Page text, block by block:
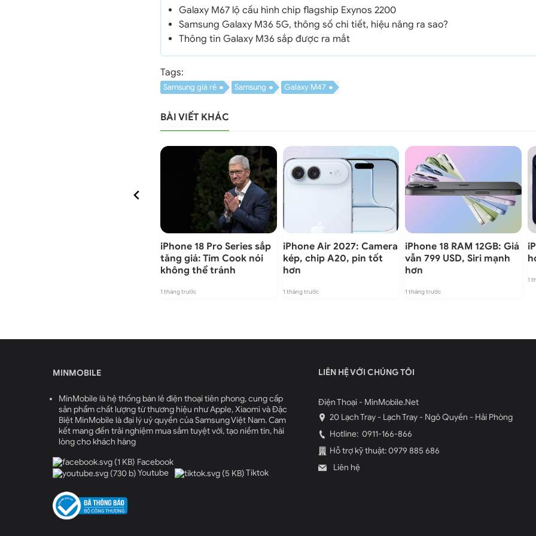
Galaxy M67 lộ cấu hình chip flagship Exynos 2200
Samsung Galaxy M36 5G, thông số chi tiết, hiệu năng ra sao?
Thông tin Galaxy M36 sắp được ra mắt
Tags:
Samsung giá rẻ Samsung Galaxy M47
BÀI VIẾT KHÁC
iPhone 18 Pro Series sắp
tăng giá: Tim Cook nói
không thể tránh
1 tháng trước
iPhone Air 2027: Camera
kép, chip A20, pin tốt
hơn
1 tháng trước
iPhone 18 RAM 12GB: Giá
vẫn 799 USD, Siri mạnh
hơn
1 tháng trước
1
MINMOBILE
MinMobile là hệ thống bán lẻ điện thoại tiên phong, cung cấp
sản phẩm chất lượng từ thương hiệu như Apple, Xiaomi và Đặc
Biệt MinMobile là đại lý uỷ quyền của Samsung Việt Nam. Cam
kết mang đến trải nghiệm mua sắm tuyệt vời, tạo niềm tin, hài
lòng cho khách hàng
Facebook
Youtube
Tiktok
LIÊN HỆ VỚI CHÚNG TÔI
Điện Thoại - MinMobile.Net
20 Lạch Tray - Lạch Tray - Ngô Quyền - Hải Phòng
Hotline: 0911-166-866
Hỗ trợ kỹ thuật: 0979 885 686
Liên hệ